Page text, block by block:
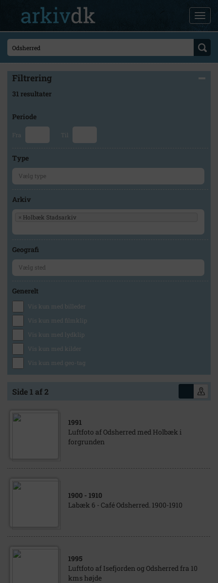
Filtrering
31 resultater
Periode
Fra Til
Type
Arkiv
× Holbæk Stadsarkiv
Geografi
Generelt
Vis kun med billeder
Vis kun med filmklip
Vis kun med lydklip
Vis kun med kilder
Vis kun med geo-tag
Side 1 af 2
1991
Luftfoto af Odsherred med Holbæk i
forgrunden
1900 - 1910
Labæk 6 - Café Odsherred. 1900-1910
1995
Luftfoto af Isefjorden og Odsherred fra 10
kms højde